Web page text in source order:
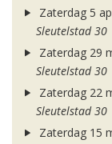
Zaterdag 5
Sleutelstad 30
Zaterdag 29
Sleutelstad 30
Zaterdag 22
Sleutelstad 30
Zaterdag 15